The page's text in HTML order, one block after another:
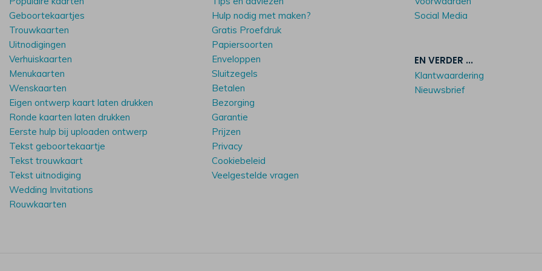
Geboortekaartjes
Trouwkaarten
Uitnodigingen
Verhuiskaarten
Menukaarten
Wenskaarten
Eigen ontwerp kaart laten drukken
Ronde kaarten laten drukken
Eerste hulp bij uploaden ontwerp
Tekst geboortekaartje
Tekst trouwkaart
Tekst uitnodiging
Wedding Invitations
Rouwkaarten
Hulp nodig met maken?
Gratis Proefdruk
Papiersoorten
Enveloppen
Sluitzegels
Betalen
Bezorging
Garantie
Prijzen
Privacy
Cookiebeleid
Veelgestelde vragen
Social Media
EN VERDER ...
Klantwaardering
Nieuwsbrief